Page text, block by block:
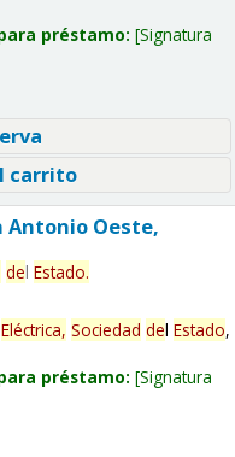
préstamo: Signatura
carrito
Antonio Oeste,
del Estado.
Eléctrica, Sociedad del Estado,
préstamo: Signatura